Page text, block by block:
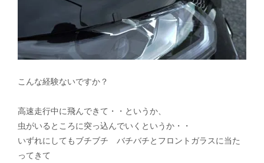
こんな経験ないですか？
高速走行中に飛んできて・・というか、
虫がいるところに突っ込んでいくというか・・
いずれにしてもブチブチ バチバチとフロントガラスに当た
ってきて